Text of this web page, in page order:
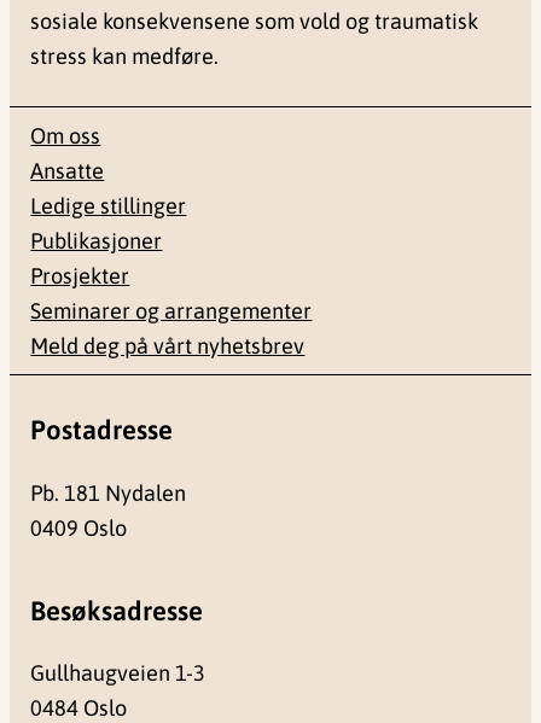
sosiale konsekvensene som vold og traumatisk
stress kan medføre.
Om oss
Ansatte
Ledige stillinger
Publikasjoner
Prosjekter
Seminarer og arrangementer
Meld deg på vårt nyhetsbrev
Postadresse
Pb. 181 Nydalen
0409 Oslo
Besøksadresse
Gullhaugveien 1-3
0484 Oslo